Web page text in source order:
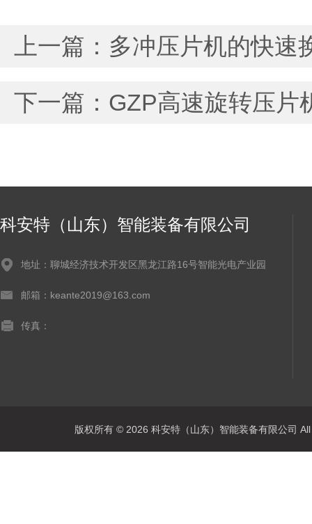
上一篇： 多冲压片机的快速
下一篇： GZP高速旋转压片
科安特（山东）智能装备有限公司
地址：聊城经济技术开发区黑龙江路16号智能光电产业园
邮箱：keante2019@163.com
传真：
版权所有 © 2026 科安特（山东）智能装备有限公